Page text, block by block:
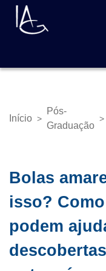
Pular
para
Trilha
Início >
Pós-
Graduação
>
Bolas
isso?
podem